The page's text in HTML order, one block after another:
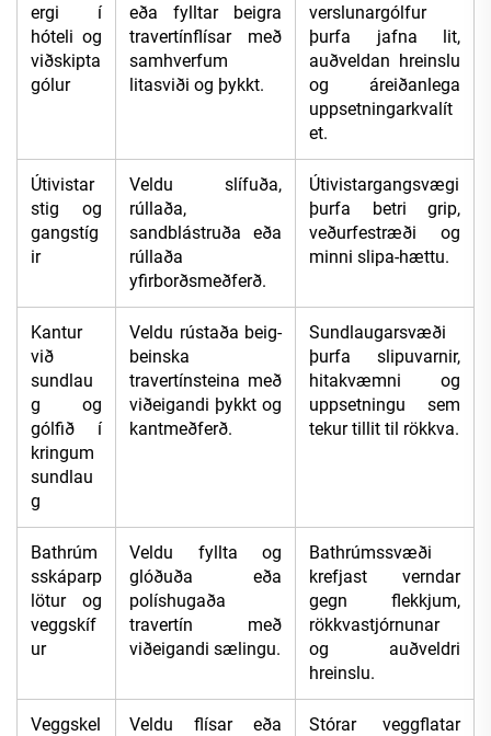
ergi í
hóteli og
viðskipta
gólur
eða fylltar beigra
travertínflísar með
samhverfum
litasviði og þykkt.
verslunargólfur
þurfa jafna lit,
auðveldan hreinslu
og áreiðanlega
uppsetningarkvalít
et.
Útivistar
stig og
gangstíg
ir
Veldu slífuða,
rúllaða,
sandblástruða eða
rúllaða
yfirborðsmeðferð.
Útivistargangsvægi
þurfa betri grip,
veðurfestræði og
minni slipa-hættu.
Kantur
við
sundlau
g og
gólfið í
kringum
sundlau
g
Veldu rústaða beig-
beinska
travertínsteina með
viðeigandi þykkt og
kantmeðferð.
Sundlaugarsvæði
þurfa slipuvarnir,
hitakvæmni og
uppsetningu sem
tekur tillit til rökkva.
Bathrúm
sskáparp
lötur og
veggskíf
ur
Veldu fyllta og
glóðuða eða
políshugaða
travertín með
viðeigandi sælingu.
Bathrúmssvæði
krefjast verndar
gegn flekkjum,
rökkvastjórnunar
og auðveldri
hreinslu.
Veggskel
Veldu flísar eða
Stórar veggflatar